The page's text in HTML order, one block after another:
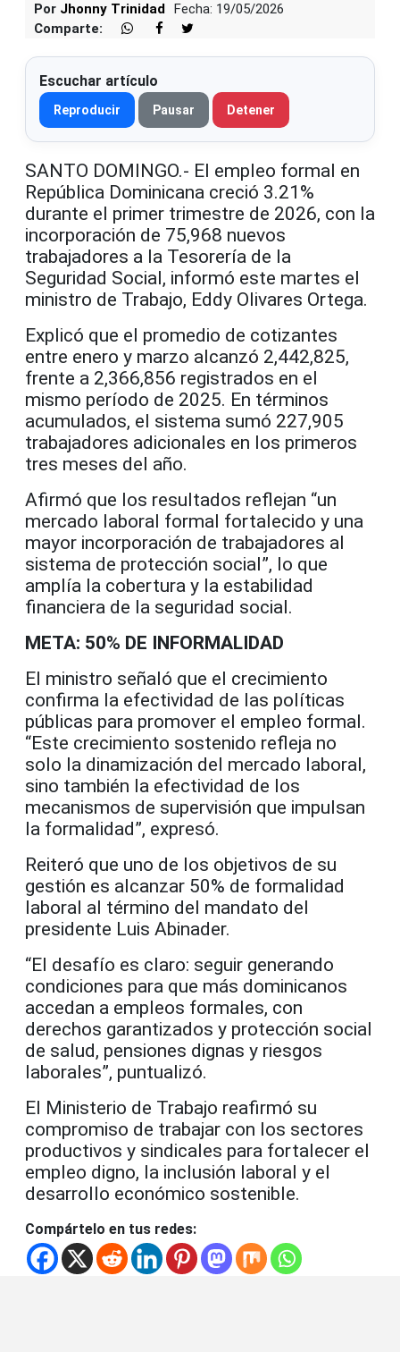
Por Jhonny Trinidad Fecha: 19/05/2026
Comparte:
Escuchar artículo
Reproducir Pausar Detener
SANTO DOMINGO.- El empleo formal en
República Dominicana creció 3.21%
durante el primer trimestre de 2026, con la
incorporación de 75,968 nuevos
trabajadores a la Tesorería de la
Seguridad Social, informó este martes el
ministro de Trabajo, Eddy Olivares Ortega.
Explicó que el promedio de cotizantes
entre enero y marzo alcanzó 2,442,825,
frente a 2,366,856 registrados en el
mismo período de 2025. En términos
acumulados, el sistema sumó 227,905
trabajadores adicionales en los primeros
tres meses del año.
Afirmó que los resultados reflejan “un
mercado laboral formal fortalecido y una
mayor incorporación de trabajadores al
sistema de protección social”, lo que
amplía la cobertura y la estabilidad
financiera de la seguridad social.
META: 50% DE INFORMALIDAD
El ministro señaló que el crecimiento
confirma la efectividad de las políticas
públicas para promover el empleo formal.
“Este crecimiento sostenido refleja no
solo la dinamización del mercado laboral,
sino también la efectividad de los
mecanismos de supervisión que impulsan
la formalidad”, expresó.
Reiteró que uno de los objetivos de su
gestión es alcanzar 50% de formalidad
laboral al término del mandato del
presidente Luis Abinader.
“El desafío es claro: seguir generando
condiciones para que más dominicanos
accedan a empleos formales, con
derechos garantizados y protección social
de salud, pensiones dignas y riesgos
laborales”, puntualizó.
El Ministerio de Trabajo reafirmó su
compromiso de trabajar con los sectores
productivos y sindicales para fortalecer el
empleo digno, la inclusión laboral y el
desarrollo económico sostenible.
Compártelo en tus redes: